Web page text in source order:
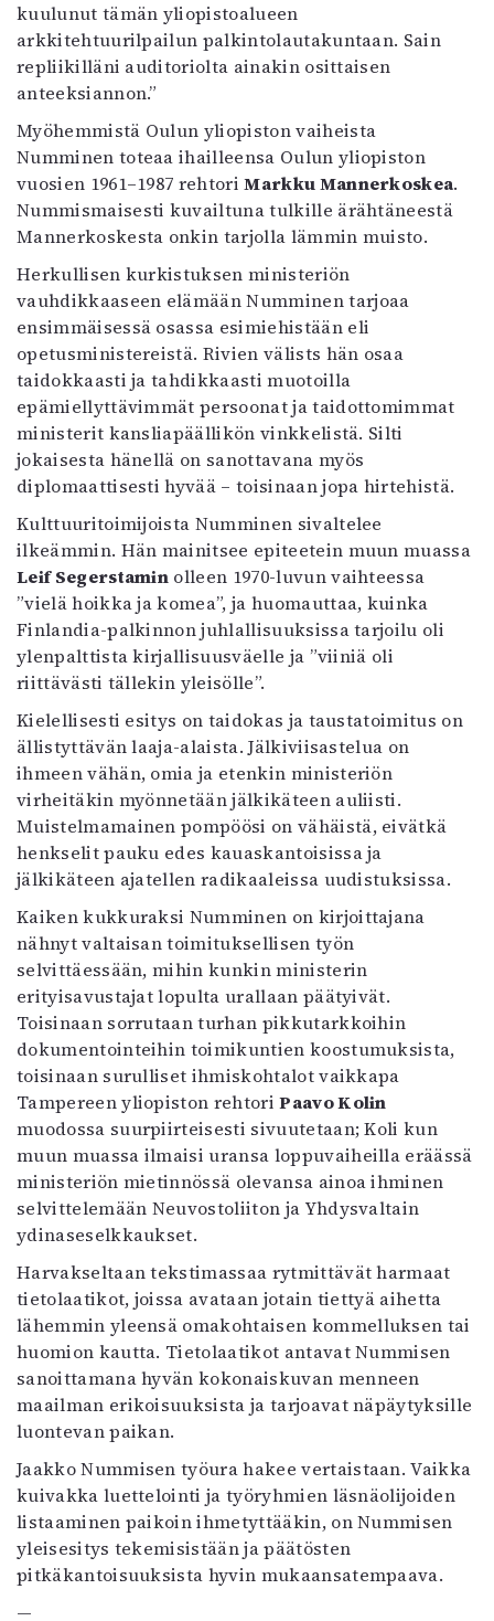
kuulunut tämän yliopistoalueen
arkkitehtuurilpailun palkintolautakuntaan. Sain
repliikilläni auditoriolta ainakin osittaisen
anteeksiannon.”
Myöhemmistä Oulun yliopiston vaiheista
Numminen toteaa ihailleensa Oulun yliopiston
vuosien 1961–1987 rehtoriMarkku Mannerkoskea.
Nummismaisesti kuvailtuna tulkille ärähtäneestä
Mannerkoskesta onkin tarjolla lämmin muisto.
Herkullisen kurkistuksen ministeriön
vauhdikkaaseen elämään Numminen tarjoaa
ensimmäisessä osassa esimiehistään eli
opetusministereistä. Rivien välists hän osaa
taidokkaasti ja tahdikkaasti muotoilla
epämiellyttävimmät persoonat ja taidottomimmat
ministerit kansliapäällikön vinkkelistä. Silti
jokaisesta hänellä on sanottavana myös
diplomaattisesti hyvää – toisinaan jopa hirtehistä.
Kulttuuritoimijoista Numminen sivaltelee
ilkeämmin. Hän mainitsee epiteetein muun muassa
Leif Segerstamin olleen 1970-luvun vaihteessa
”vielä hoikka ja komea”, ja huomauttaa, kuinka
Finlandia-palkinnon juhlallisuuksissa tarjoilu oli
ylenpalttista kirjallisuusväelle ja ”viiniä oli
riittävästi tällekin yleisölle”.
Kielellisesti esitys on taidokas ja taustatoimitus on
ällistyttävän laaja-alaista. Jälkiviisastelua on
ihmeen vähän, omia ja etenkin ministeriön
virheitäkin myönnetään jälkikäteen auliisti.
Muistelmamainen pompöösi on vähäistä, eivätkä
henkselit pauku edes kauaskantoisissa ja
jälkikäteen ajatellen radikaaleissa uudistuksissa.
Kaiken kukkuraksi Numminen on kirjoittajana
nähnyt valtaisan toimituksellisen työn
selvittäessään, mihin kunkin ministerin
erityisavustajat lopulta urallaan päätyivät.
Toisinaan sorrutaan turhan pikkutarkkoihin
dokumentointeihin toimikuntien koostumuksista,
toisinaan surulliset ihmiskohtalot vaikkapa
Tampereen yliopiston rehtoriPaavo Kolin
muodossa suurpiirteisesti sivuutetaan; Koli kun
muun muassa ilmaisi uransa loppuvaiheilla eräässä
ministeriön mietinnössä olevansa ainoa ihminen
selvittelemään Neuvostoliiton ja Yhdysvaltain
ydinaseselkkaukset.
Harvakseltaan tekstimassaa rytmittävät harmaat
tietolaatikot, joissa avataan jotain tiettyä aihetta
lähemmin yleensä omakohtaisen kommelluksen tai
huomion kautta. Tietolaatikot antavat Nummisen
sanoittamana hyvän kokonaiskuvan menneen
maailman erikoisuuksista ja tarjoavat näpäytyksille
luontevan paikan.
Jaakko Nummisen työura hakee vertaistaan. Vaikka
kuivakka luettelointi ja työryhmien läsnäolijoiden
listaaminen paikoin ihmetyttääkin, on Nummisen
yleisesitys tekemisistään ja päätösten
pitkäkantoisuuksista hyvin mukaansatempaava.
—